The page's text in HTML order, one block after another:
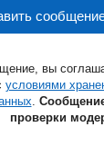
вы
условиями
.
проверки